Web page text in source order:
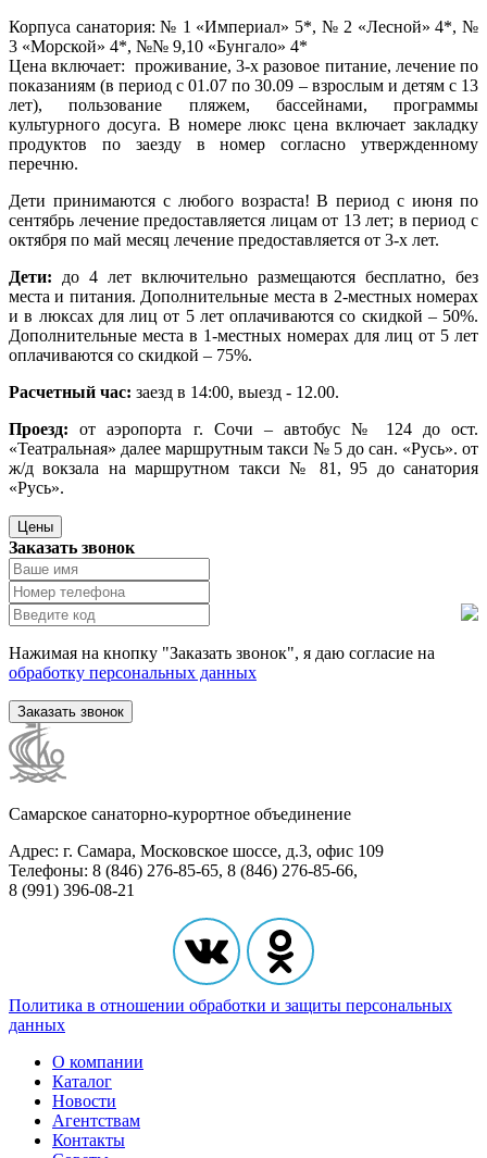
Корпуса санатория: № 1 «Империал» 5*, № 2 «Лесной» 4*, №
3 «Морской» 4*, №№ 9,10 «Бунгало» 4*
Цена включает: проживание, 3-х разовое питание, лечение по
показаниям (в период с 01.07 по 30.09 – взрослым и детям с 13
лет), пользование пляжем, бассейнами, программы
культурного досуга. В номере люкс цена включает закладку
продуктов по заезду в номер согласно утвержденному
перечню.
Дети принимаются с любого возраста! В период с июня по
сентябрь лечение предоставляется лицам от 13 лет; в период с
октября по май месяц лечение предоставляется от 3-х лет.
Дети: до 4 лет включительно размещаются бесплатно, без
места и питания. Дополнительные места в 2-местных номерах
и в люксах для лиц от 5 лет оплачиваются со скидкой – 50%.
Дополнительные места в 1-местных номерах для лиц от 5 лет
оплачиваются со скидкой – 75%.
Расчетный час: заезд в 14:00, выезд - 12.00.
Проезд:от аэропорта г. Сочи – автобус № 124 до ост.
«Театральная» далее маршрутным такси № 5 до сан. «Русь». от
ж/д вокзала на маршрутном такси № 81, 95 до санатория
«Русь».
Цены
Заказать звонок
Нажимая на кнопку "Заказать звонок", я даю согласие на
обработку персональных данных
Заказать звонок
Самарское санаторно-курортное объединение
Адрес: г. Самара, Московское шоссе, д.3, офис 109
Телефоны: 8 (846) 276-85-65, 8 (846) 276-85-66,
8 (991) 396-08-21
Политика в отношении обработки и защиты персональных
данных
О компании
Каталог
Новости
Агентствам
Контакты